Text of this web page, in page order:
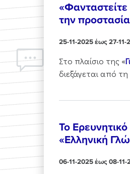
«Φανταστείτε
την
25-11-2025 έως 27-11-
Στo πλαίσιo της «
διεξάγεται από τη
Το
«Ελληνική
06-11-2025 έως 08-11-